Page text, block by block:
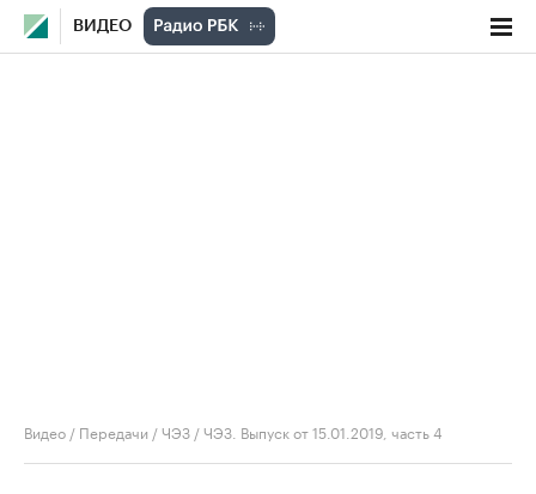
ВИДЕО
Видео / Передачи /ЧЭЗ /ЧЭЗ. Выпуск от 15.01.2019, часть 4